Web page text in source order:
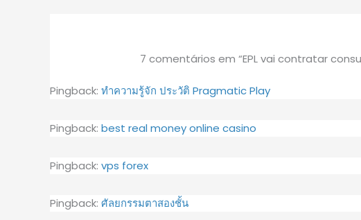
7 comentários em “EPL vai contratar
Pingback: ทำความรู้จัก ประวัติ Pragmatic Play
Pingback: best real money online casino
Pingback: vps forex
Pingback: ศัลยกรรมตาสองชั้น